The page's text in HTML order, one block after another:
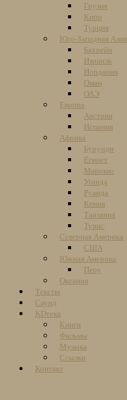
Грузия
Кипр
Турция
Юго-Западная Азия
Бахрейн
Израиль
Иордания
Оман
ОАЭ
Европа
Австрия
Испания
Африка
Бурунди
Египет
Марокко
Уганда
Руанда
Кения
Танзания
Тунис
Северная Америка
США
Южная Америка
Перу
Океания
Тексты
Саунд
KDтека
Книги
Фильмы
Музыка
Ссылки
Контакт